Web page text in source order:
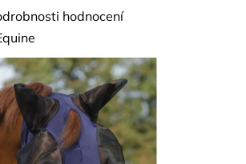
hodnocení